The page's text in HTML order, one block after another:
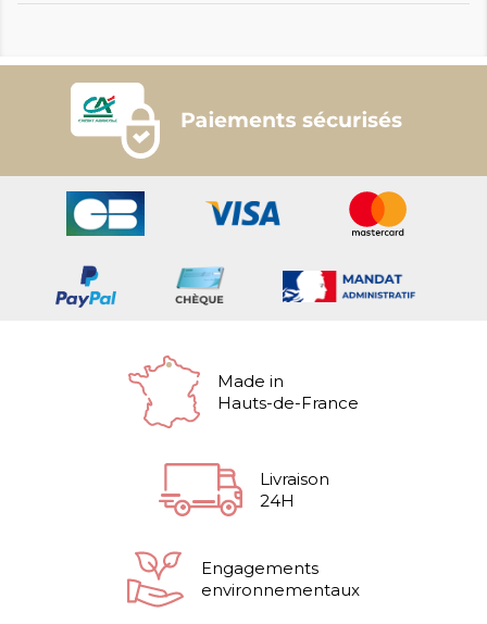
Made in
Hauts-de-France
Livraison
24H
Engagements
environnementaux